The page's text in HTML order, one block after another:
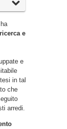
e
e
in tal
che
arredi.